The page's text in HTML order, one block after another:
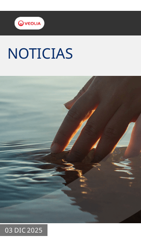
NOTICIAS
03 DIC 2025